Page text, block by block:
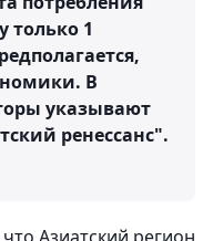
только 1
В
указывают
ренессанс".